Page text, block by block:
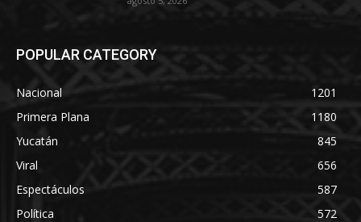
POPULAR CATEGORY
Nacional
1201
Primera Plana
1180
Yucatán
845
Viral
656
Espectáculos
587
Política
572